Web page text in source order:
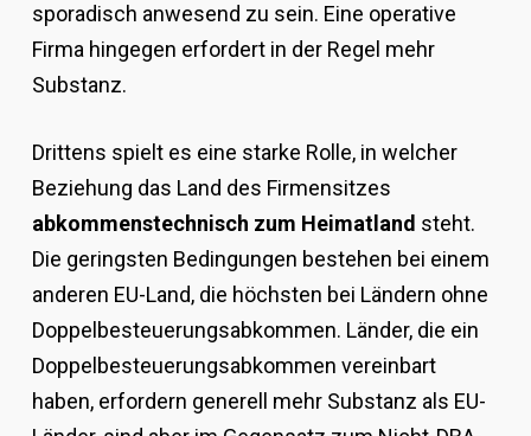
sporadisch anwesend zu sein. Eine operative
Firma hingegen erfordert in der Regel mehr
Substanz.
Drittens spielt es eine starke Rolle, in welcher
Beziehung das Land des Firmensitzes
abkommenstechnisch zum Heimatland steht.
Die geringsten Bedingungen bestehen bei einem
anderen EU-Land, die höchsten bei Ländern ohne
Doppelbesteuerungsabkommen. Länder, die ein
Doppelbesteuerungsabkommen vereinbart
haben, erfordern generell mehr Substanz als EU-